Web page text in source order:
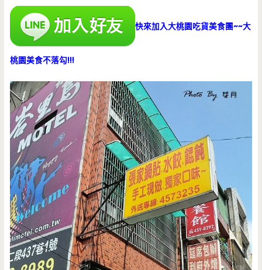
快來加入大桃園吃貨美食團~~大
桃園美食不落勾!!!